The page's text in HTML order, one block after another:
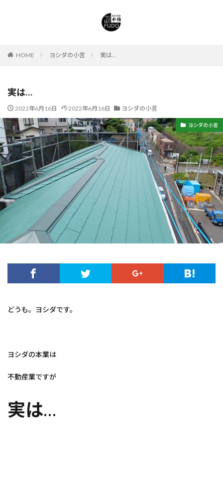
HOME ヨシダの小言 実は…
実は…
2022年6月16日 2022年6月16日 ヨシダの小言
ヨシダの小言
どうも。ヨシダです。
ヨシダの本業は
不動産業ですが
実は…